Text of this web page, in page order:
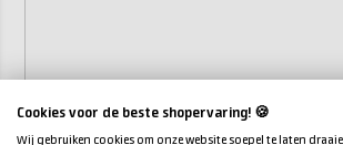
Cookies voor de beste shopervaring! 🍪
Wij gebruiken cookies om onze website soepel te laten